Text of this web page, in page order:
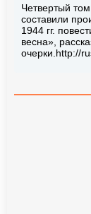
Четвертый
составили
1944 гг.
весна»,
очерки.http://